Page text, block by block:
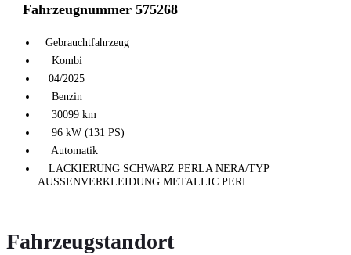
Fahrzeugnummer 575268
Gebrauchtfahrzeug
Kombi
04/2025
Benzin
30099 km
96 kW (131 PS)
Automatik
LACKIERUNG SCHWARZ PERLA NERA/TYP
AUSSENVERKLEIDUNG METALLIC PERL
Fahrzeugstandort